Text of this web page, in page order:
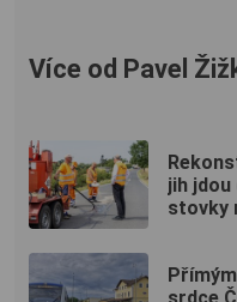
Více od Pavel
jih jdou
stovky